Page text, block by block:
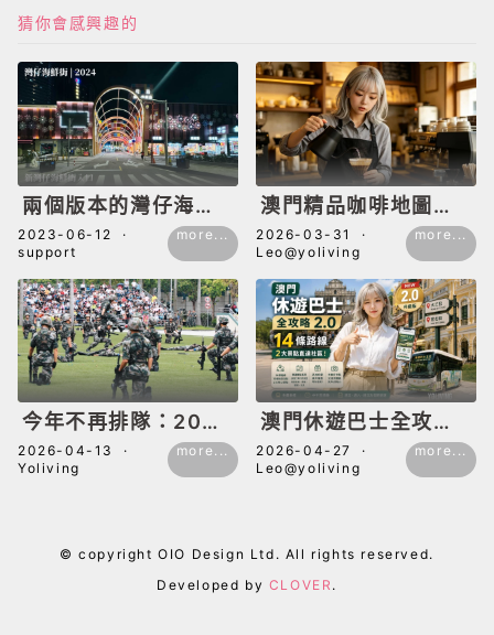
猜你會感興趣的
兩個版本的灣仔海鮮
街
2023-06-12
·
support
more...
澳門精品咖啡地圖｜
咖啡師推薦計劃｜隱
世咖啡店探索指南
2026-03-31
·
Leo@yoliving
more...
今年不再排隊：2026
澳門駐軍開放日抽籤
制＋氹仔軍營與軍史
2026-04-13
·
Yoliving
more...
澳門休遊巴士全攻略
2.0｜14條路線點
揀？新增大三巴、官
2026-04-27
·
Leo@yoliving
more...
© copyright OIO Design Ltd. All rights reserved.
Developed by CLOVER .